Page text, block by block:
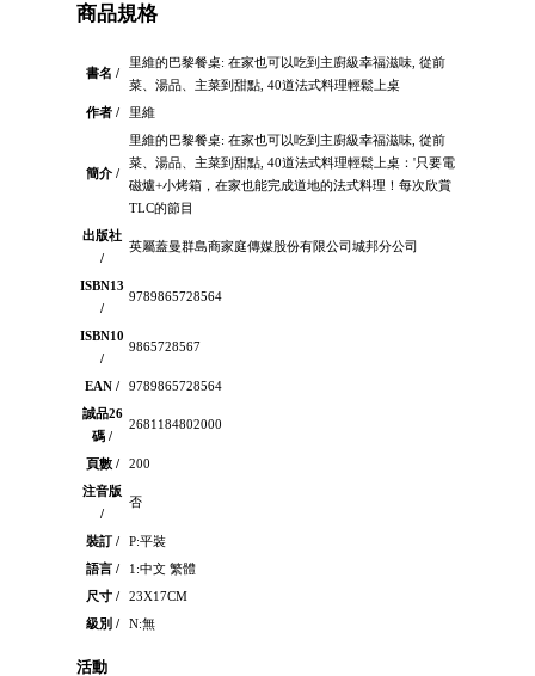
商品規格
書名 /
里維的巴黎餐桌: 在家也可以吃到主廚級幸福滋味, 從前
菜、湯品、主菜到甜點, 40道法式料理輕鬆上桌
作者 /
里維
簡介 /
里維的巴黎餐桌: 在家也可以吃到主廚級幸福滋味, 從前
菜、湯品、主菜到甜點, 40道法式料理輕鬆上桌：'只要電
磁爐+小烤箱，在家也能完成道地的法式料理！每次欣賞
TLC的節目
出版社
/
英屬蓋曼群島商家庭傳媒股份有限公司城邦分公司
ISBN13
/
9789865728564
ISBN10
/
9865728567
EAN /
9789865728564
誠品26
碼 /
2681184802000
頁數 /
200
注音版
/
否
裝訂 /
P:平裝
語言 /
1:中文 繁體
尺寸 /
23X17CM
級別 /
N:無
活動